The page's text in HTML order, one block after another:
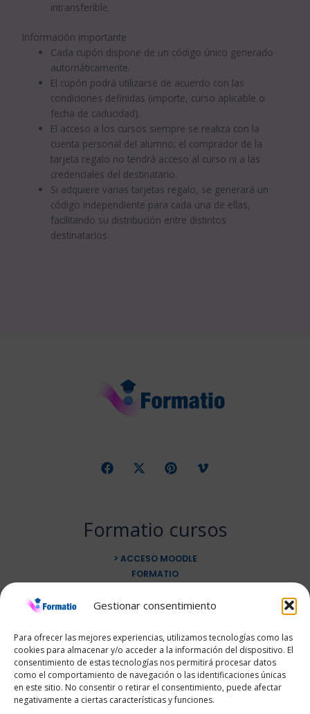
Gestionar consentimiento
Para ofrecer las mejores experiencias, utilizamos tecnologías como las
cookies para almacenar y/o acceder a la información del dispositivo. El
consentimiento de estas tecnologías nos permitirá procesar datos
como el comportamiento de navegación o las identificaciones únicas
en este sitio. No consentir o retirar el consentimiento, puede afectar
negativamente a ciertas características y funciones.
intransferible.
Información importante
Cada cupón dispone de un código único generado
automáticamente.
El cupón podrá utilizarse de acuerdo con las
condiciones definidas (importe, curso aplicable o
fecha de caducidad).
El acceso a los cursos siempre se realiza con la
cuenta personal del alumno; el comprador de la
tarjeta regalo no tendrá acceso al curso ni a las
credenciales del destinatario.
Si adquiere varias tarjetas regalo, se generará un
código independiente para cada una de ellas,
facilitando su distribución entre distintos
destinatarios.
Formatio cursos
> ACCESO MOODLE
FORMATIO
CONTACTO
Menu Cart
Contacto
Dirección